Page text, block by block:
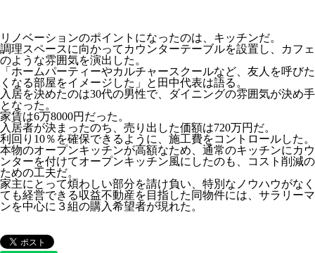
リノベーションのポイントになったのは、キッチンだ。
調理スペースに向かってカウンターテーブルを設置し、カフェ
のような雰囲気を演出した。
「ホームパーティーやカルチャースクールなど、友人を呼びた
くなる部屋をイメージした」と田中代表は語る。
入居を決めたのは30代の男性で、ダイニングの雰囲気が決め手
となった。
家賃は6万8000円だった。
入居者が決まったのち、売り出した価額は720万円だ。
利回り10％を確保できるように、施工費をコントロールした。
本物のオープンキッチンが高額なため、通常のキッチンにカウ
ンターを付けてオープンキッチン風にしたのも、コスト削減の
ための工夫だ。
家主にとって煩わしい部分を請け負い、特別なノウハウがなく
ても経営できる収益不動産を目指した同物件には、サラリーマ
ンを中心に３組の購入希望者が現れた。